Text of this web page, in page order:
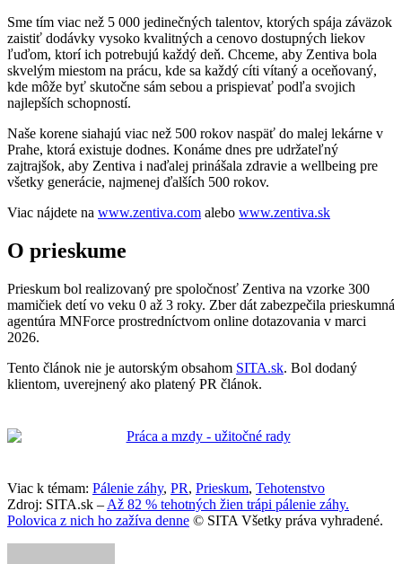
Sme tím viac než 5 000 jedinečných talentov, ktorých spája záväzok
zaistiť dodávky vysoko kvalitných a cenovo dostupných liekov
ľuďom, ktorí ich potrebujú každý deň. Chceme, aby Zentiva bola
skvelým miestom na prácu, kde sa každý cíti vítaný a oceňovaný,
kde môže byť skutočne sám sebou a prispievať podľa svojich
najlepších schopností.
Naše korene siahajú viac než 500 rokov naspäť do malej lekárne v
Prahe, ktorá existuje dodnes. Konáme dnes pre udržateľný
zajtrajšok, aby Zentiva i naďalej prinášala zdravie a wellbeing pre
všetky generácie, najmenej ďalších 500 rokov.
Viac nájdete na www.zentiva.com alebo www.zentiva.sk
O prieskume
Prieskum bol realizovaný pre spoločnosť Zentiva na vzorke 300
mamičiek detí vo veku 0 až 3 roky. Zber dát zabezpečila prieskumná
agentúra MNForce prostredníctvom online dotazovania v marci
2026.
Tento článok nie je autorským obsahom SITA.sk. Bol dodaný
klientom, uverejnený ako platený PR článok.
Viac k témam: Pálenie záhy, PR, Prieskum, Tehotenstvo
Zdroj: SITA.sk – Až 82 % tehotných žien trápi pálenie záhy.
Polovica z nich ho zažíva denne © SITA Všetky práva vyhradené.